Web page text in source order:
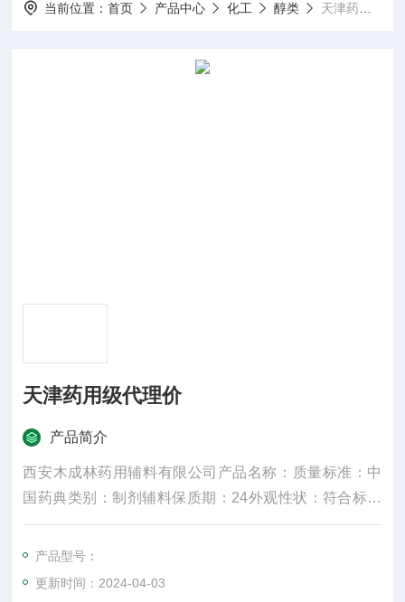
当前位置：首页 产品中心 化工 醇类 天津药用级代理价
天津药用级代理价
产品简介
西安木成林药用辅料有限公司产品名称：质量标准：中
国药典类别：制剂辅料保质期：24外观性状：符合标准
规格：25kg产品名字：主要成份：颜色：白密度：300
水溶性：是适用掺量：8较低操作温度：5较高操作温
度：30包装规格：25纤维直径：15um±3是否进口：
产品型号：
更新时间：2024-04-03